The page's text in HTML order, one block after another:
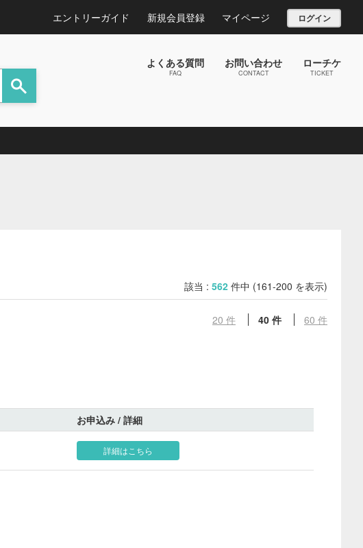
エントリーガイド 新規会員登録 マイページ ログイン
よくある質問
FAQ
お問い合わせ
CONTACT
ローチケ
TICKET
該当 : 562 件中 (161-200 を表示)
20 件 40 件 60 件
お申込み / 詳細
詳細はこちら